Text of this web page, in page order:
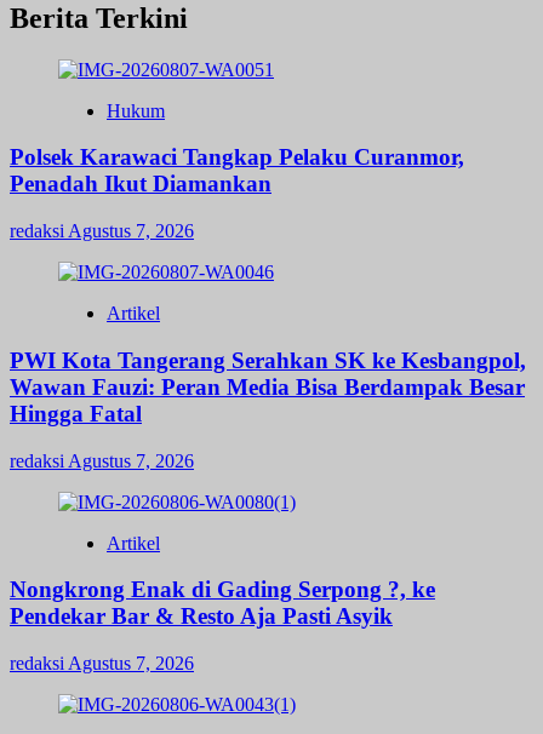
Berita Terkini
Hukum
Polsek Karawaci Tangkap Pelaku Curanmor,
Penadah Ikut Diamankan
redaksi Agustus 7, 2026
Artikel
PWI Kota Tangerang Serahkan SK ke Kesbangpol,
Wawan Fauzi: Peran Media Bisa Berdampak Besar
Hingga Fatal
redaksi Agustus 7, 2026
Artikel
Nongkrong Enak di Gading Serpong ?, ke
Pendekar Bar & Resto Aja Pasti Asyik
redaksi Agustus 7, 2026